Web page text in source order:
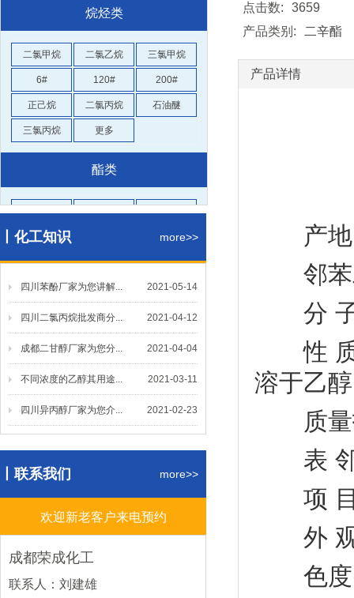
烷烃类
二氯甲烷 二氯乙烷 三氯甲烷
6# 120# 200#
正己烷 二氯丙烷 石油醚
三氯丙烷 更多
酯类
醋酸乙酯 醋酸丁酯 醋酸甲酯
碳酸二甲 仲丁酯
丙烯酸丁 羟乙酯 二辛酯
二丁酯 更多
醇醚类
PMA 乙二醇丁 MTBE
乙二醇乙 CAC 更多
酚酮类
环己酮 甲基异丁
丙酮 丁酮 更多
酸碱盐
片碱 盐酸
丨化工知识 more>>
四川苯酚厂家为您讲解... 2021-05-14
四川二氯丙烷批发商分... 2021-04-12
成都二甘醇厂家为您分... 2021-04-04
不同浓度的乙醇其用途... 2021-03-11
四川异丙醇厂家为您介... 2021-02-23
丨联系我们 more>>
欢迎新老客户来电预约
成都荣成化工
联系人：刘建雄
点击数:
3659
产品类别:
二辛酯
产品详情
产地：
邻苯二
分 子
性 质
溶于乙
质量
表 邻
项 目
外 观
色度(